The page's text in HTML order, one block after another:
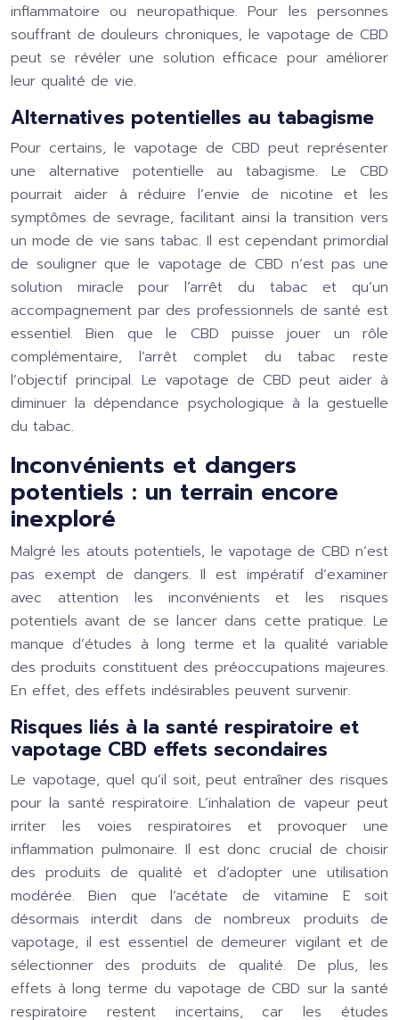
inflammatoire ou neuropathique. Pour les personnes
souffrant de douleurs chroniques, le vapotage de CBD
peut se révéler une solution efficace pour améliorer
leur qualité de vie.
Alternatives potentielles au tabagisme
Pour certains, le vapotage de CBD peut représenter
une alternative potentielle au tabagisme. Le CBD
pourrait aider à réduire l’envie de nicotine et les
symptômes de sevrage, facilitant ainsi la transition vers
un mode de vie sans tabac. Il est cependant primordial
de souligner que le vapotage de CBD n’est pas une
solution miracle pour l’arrêt du tabac et qu’un
accompagnement par des professionnels de santé est
essentiel. Bien que le CBD puisse jouer un rôle
complémentaire, l’arrêt complet du tabac reste
l’objectif principal. Le vapotage de CBD peut aider à
diminuer la dépendance psychologique à la gestuelle
du tabac.
Inconvénients et dangers
potentiels : un terrain encore
inexploré
Malgré les atouts potentiels, le vapotage de CBD n’est
pas exempt de dangers. Il est impératif d’examiner
avec attention les inconvénients et les risques
potentiels avant de se lancer dans cette pratique. Le
manque d’études à long terme et la qualité variable
des produits constituent des préoccupations majeures.
En effet, des effets indésirables peuvent survenir.
Risques liés à la santé respiratoire et
vapotage CBD effets secondaires
Le vapotage, quel qu’il soit, peut entraîner des risques
pour la santé respiratoire. L’inhalation de vapeur peut
irriter les voies respiratoires et provoquer une
inflammation pulmonaire. Il est donc crucial de choisir
des produits de qualité et d’adopter une utilisation
modérée. Bien que l’acétate de vitamine E soit
désormais interdit dans de nombreux produits de
vapotage, il est essentiel de demeurer vigilant et de
sélectionner des produits de qualité. De plus, les
effets à long terme du vapotage de CBD sur la santé
respiratoire restent incertains, car les études